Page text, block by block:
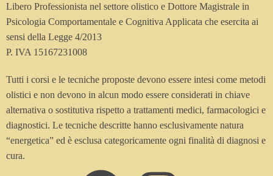
Libero Professionista nel settore olistico e Dottore Magistrale in
Psicologia Comportamentale e Cognitiva Applicata che esercita ai
sensi della Legge 4/2013
P. IVA 15167231008
Tutti i corsi e le tecniche proposte devono essere intesi come metodi
olistici e non devono in alcun modo essere considerati in chiave
alternativa o sostitutiva rispetto a trattamenti medici, farmacologici e
diagnostici. Le tecniche descritte hanno esclusivamente natura
“energetica” ed è esclusa categoricamente ogni finalità di diagnosi e
cura.